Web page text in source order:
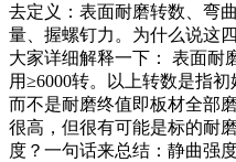
去定义：表面耐磨转数、弯
量、握螺钉力。为什么说这
大家详细解释一下： 表面耐
用≥6000转。以上转数是指
而不是耐磨终值即板材全部
很高，但很有可能是标的耐
度？一句话来总结：静曲强